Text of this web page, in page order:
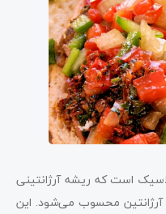
است که ریشه آرژانتینی
آرژانتین محسوب می‌شود. این